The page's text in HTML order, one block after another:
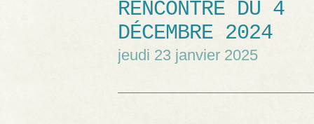
RENCONTRE DU 4
DÉCEMBRE 2024
jeudi 23 janvier 2025